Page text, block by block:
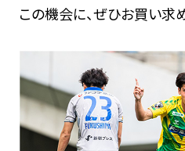
この機会に、ぜひお買い求